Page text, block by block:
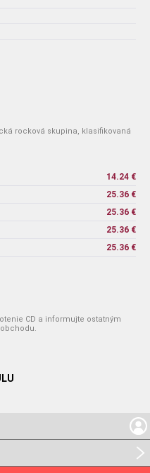
rocková skupina, klasifikovaná
14.24 €
25.36 €
25.36 €
25.36 €
25.36 €
CD a informujte ostatným